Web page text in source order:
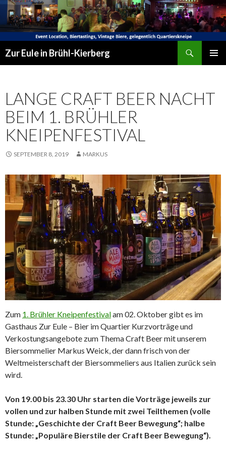
Zur Eule in Brühl-Kierberg
LANGE CRAFT BEER NACHT
BEIM 1. BRÜHLER
KNEIPENFESTIVAL
SEPTEMBER 8, 2019 MARKUS
Zum 1. Brühler Kneipenfestivalam 02. Oktober gibt es im
Gasthaus Zur Eule – Bier im Quartier Kurzvorträge und
Verkostungsangebote zum Thema Craft Beer mit unserem
Biersommelier Markus Weick, der dann frisch von der
Weltmeisterschaft der Biersommeliers aus Italien zurück sein
wird.
Von 19.00 bis 23.30 Uhr starten die Vorträge jeweils zur
vollen und zur halben Stunde mit zwei Teilthemen (volle
Stunde: „Geschichte der Craft Beer Bewegung“; halbe
Stunde: „Populäre Bierstile der Craft Beer Bewegung“).